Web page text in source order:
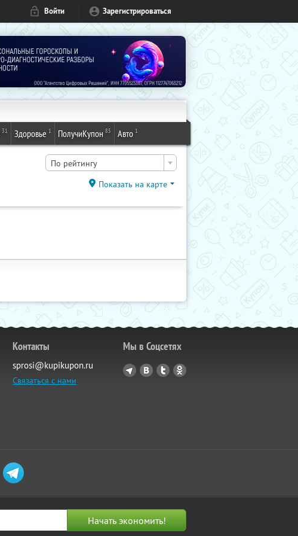
Войти Зарегистрироваться
31 Здоровье 1 ПолучиКупон 85 Авто 1
По рейтингу
Показать на карте
Контакты
sprosi@kupikupon.ru
Связаться с нами
Мы в Соцсетях